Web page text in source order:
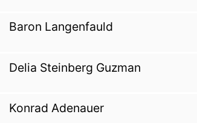
Baron Langenfauld
Delia Steinberg Guzman
Konrad Adenauer